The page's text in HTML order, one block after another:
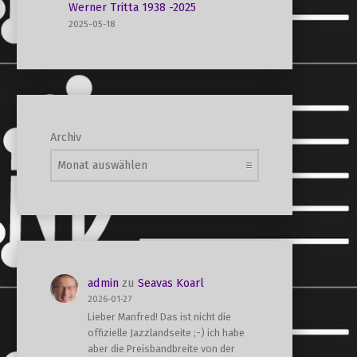
Werner Tritta 1938 -2025
2025-05-18
Archiv
adminzu Seavas Koarl
2026-01-27
Lieber Manfred! Das ist nicht die
offizielle Jazzlandseite ;-) ich habe
aber die Preisbandbreite von der